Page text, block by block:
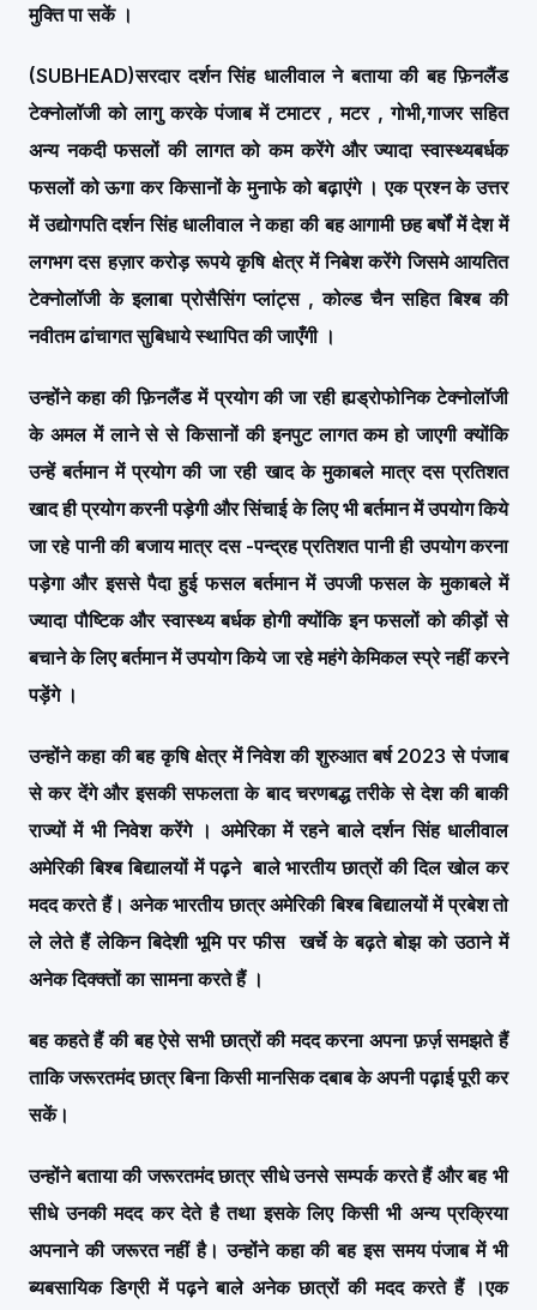
मुक्ति पा सकें ।
(SUBHEAD)सरदार दर्शन सिंह धालीवाल ने बताया की बह फ़िनलैंड
टेक्नोलॉजी को लागु करके पंजाब में टमाटर , मटर , गोभी,गाजर सहित
अन्य नकदी फसलों की लागत को कम करेंगे और ज्यादा स्वास्थ्यबर्धक
फसलों को ऊगा कर किसानों के मुनाफे को बढ़ाएंगे । एक प्रश्न के उत्तर
में उद्योगपति दर्शन सिंह धालीवाल ने कहा की बह आगामी छह बर्षों में देश में
लगभग दस हज़ार करोड़ रूपये कृषि क्षेत्र में निबेश करेंगे जिसमे आयतित
टेक्नोलॉजी के इलाबा प्रोसैसिंग प्लांट्स , कोल्ड चैन सहित बिश्ब की
नवीतम ढांचागत सुबिधाये स्थापित की जाएँगी ।
उन्होंने कहा की फ़िनलैंड में प्रयोग की जा रही ह्यड्रोफोनिक टेक्नोलॉजी
के अमल में लाने से से किसानों की इनपुट लागत कम हो जाएगी क्योंकि
उन्हें बर्तमान में प्रयोग की जा रही खाद के मुकाबले मात्र दस प्रतिशत
खाद ही प्रयोग करनी पड़ेगी और सिंचाई के लिए भी बर्तमान में उपयोग किये
जा रहे पानी की बजाय मात्र दस -पन्द्रह प्रतिशत पानी ही उपयोग करना
पड़ेगा और इससे पैदा हुई फसल बर्तमान में उपजी फसल के मुकाबले में
ज्यादा पौष्टिक और स्वास्थ्य बर्धक होगी क्योंकि इन फसलों को कीड़ों से
बचाने के लिए बर्तमान में उपयोग किये जा रहे महंगे केमिकल स्प्रे नहीं करने
पड़ेंगे ।
उन्होंने कहा की बह कृषि क्षेत्र में निवेश की शुरुआत बर्ष 2023 से पंजाब
से कर देंगे और इसकी सफलता के बाद चरणबद्ध तरीके से देश की बाकी
राज्यों में भी निवेश करेंगे । अमेरिका में रहने बाले दर्शन सिंह धालीवाल
अमेरिकी बिश्ब बिद्यालयों में पढ़ने बाले भारतीय छात्रों की दिल खोल कर
मदद करते हैं।अनेक भारतीय छात्र अमेरिकी बिश्ब बिद्यालयों में प्रबेश तो
ले लेते हैं लेकिन बिदेशी भूमि पर फीस खर्चे के बढ़ते बोझ को उठाने में
अनेक दिक्क्तों का सामना करते हैं ।
बह कहते हैं की बह ऐसे सभी छात्रों की मदद करना अपना फ़र्ज़ समझते हैं
ताकि जरूरतमंद छात्र बिना किसी मानसिक दबाब के अपनी पढ़ाई पूरी कर
सकें।
उन्होंने बताया की जरूरतमंद छात्र सीधे उनसे सम्पर्क करते हैं और बह भी
सीधे उनकी मदद कर देते है तथा इसके लिए किसी भी अन्य प्रक्रिया
अपनाने की जरूरत नहीं है। उन्होंने कहा की बह इस समय पंजाब में भी
ब्यबसायिक डिग्री में पढ़ने बाले अनेक छात्रों की मदद करते हैं ।एक